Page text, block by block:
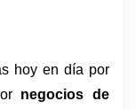
hoy en día por
negocios de